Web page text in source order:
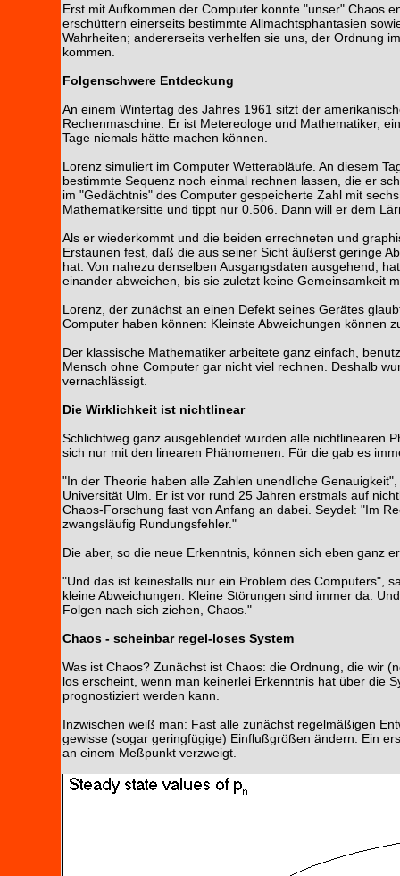
Erst mit Aufkommen der Computer konnte "unser" Chaos
erschüttern einerseits bestimmte Allmachtsphantasien
Wahrheiten; andererseits verhelfen sie uns, der Ordnung
kommen.
Folgenschwere Entdeckung
An einem Wintertag des Jahres 1961 sitzt der
Rechenmaschine. Er ist Metereologe und Mathematiker,
Tage niemals hätte machen können.
Lorenz simuliert im Computer Wetterabläufe. An diesem
bestimmte Sequenz noch einmal rechnen lassen, die er
im "Gedächtnis" des Computer gespeicherte Zahl mit
Mathematikersitte und tippt nur 0.506. Dann will er dem
Als er wiederkommt und die beiden errechneten und
Erstaunen fest, daß die aus seiner Sicht äußerst geringe
hat. Von nahezu denselben Ausgangsdaten ausgehend,
einander abweichen, bis sie zuletzt keine Gemeinsamkeit
Lorenz, der zunächst an einen Defekt seines Gerätes
Computer haben können: Kleinste Abweichungen können
Der klassische Mathematiker arbeitete ganz einfach,
Mensch ohne Computer gar nicht viel rechnen. Deshalb
vernachlässigt.
Die Wirklichkeit ist nichtlinear
Schlichtweg ganz ausgeblendet wurden alle nichtlinearen
sich nur mit den linearen Phänomenen. Für die gab es
"In der Theorie haben alle Zahlen unendliche
Universität Ulm. Er ist vor rund 25 Jahren erstmals auf
Chaos-Forschung fast von Anfang an dabei. Seydel: "Im
zwangsläufig Rundungsfehler."
Die aber, so die neue Erkenntnis, können sich eben ganz
"Und das ist keinesfalls nur ein Problem des Computers",
kleine Abweichungen. Kleine Störungen sind immer da.
Folgen nach sich ziehen, Chaos."
Chaos - scheinbar regel-loses System
Was ist Chaos? Zunächst ist Chaos: die Ordnung, die wir
los erscheint, wenn man keinerlei Erkenntnis hat über die
prognostiziert werden kann.
Inzwischen weiß man: Fast alle zunächst regelmäßigen
gewisse (sogar geringfügige) Einflußgrößen ändern. Ein
an einem Meßpunkt verzweigt.